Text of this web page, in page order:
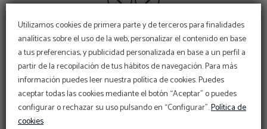
Utilizamos cookies de primera parte y de terceros para finalidades
analíticas sobre el uso de la web, personalizar el contenido en base
a tus preferencias, y publicidad personalizada en base a un perfil a
partir de la recopilación de tus hábitos de navegación. Para más
información puedes leer nuestra política de cookies. Puedes
aceptar todas las cookies mediante el botón “Aceptar” o puedes
configurar o rechazar su uso pulsando en “Configurar”.Política de
cookies